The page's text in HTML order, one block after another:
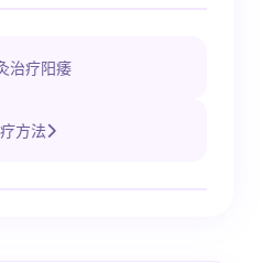
治疗阳痿
方法